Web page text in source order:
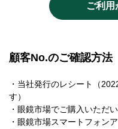
ご利用
顧客No.のご確認方法
・当社発行のレシート（
す）
・眼鏡市場でご購入いただ
・眼鏡市場スマートフォン